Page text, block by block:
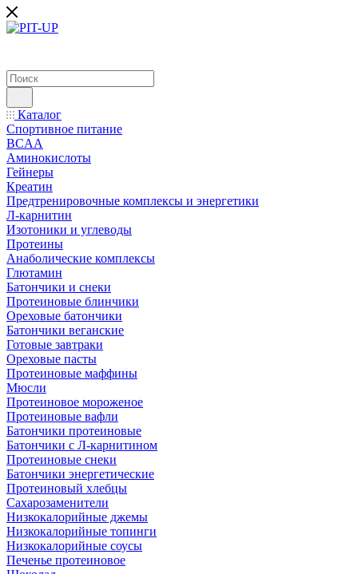
Каталог
Спортивное питание
BCAA
Аминокислоты
Гейнеры
Креатин
Предтренировочные комплексы и энергетики
Л-карнитин
Изотоники и углеводы
Протеины
Анаболические комплексы
Глютамин
Батончики и снеки
Протеиновые блинчики
Ореховые батончики
Батончики веганские
Готовые завтраки
Ореховые пасты
Протеиновые маффины
Мюсли
Протеиновое мороженое
Протеиновые вафли
Батончики протеиновые
Батончики с Л-карнитином
Протеиновые снеки
Батончики энергетические
Протеиновый хлебцы
Сахарозаменители
Низкокалорийные джемы
Низкокалорийные топинги
Низкокалорийные соусы
Печенье протеиновое